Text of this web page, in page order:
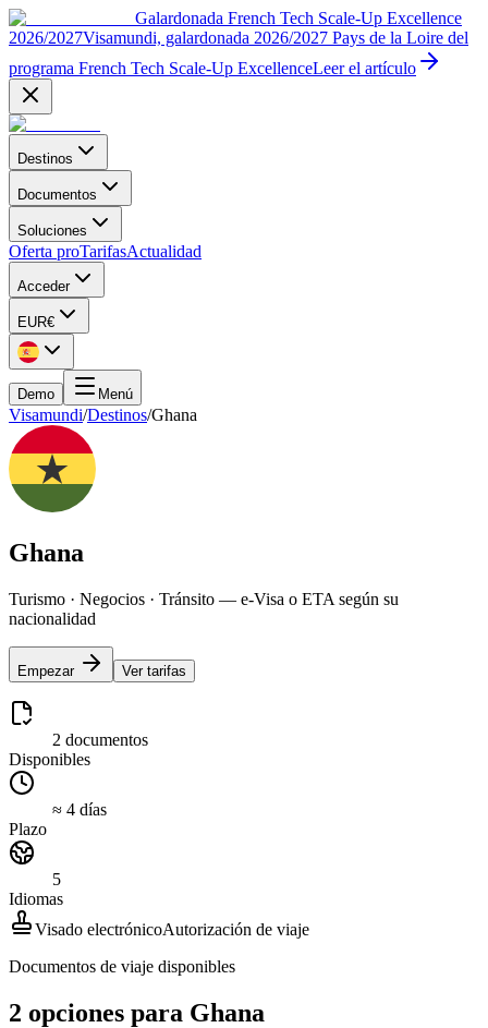
Galardonada French Tech Scale-Up Excellence
2026/2027Visamundi, galardonada 2026/2027 Pays de la Loire del
programa French Tech Scale-Up ExcellenceLeer el artículo
Destinos
Documentos
Soluciones
Oferta proTarifasActualidad
Acceder
EUR€
Demo Menú
Visamundi/Destinos/Ghana
Ghana
Turismo · Negocios · Tránsito — e-Visa o ETA según su
nacionalidad
Empezar Ver tarifas
2 documentos
Disponibles
≈ 4 días
Plazo
5
Idiomas
Visado electrónicoAutorización de viaje
Documentos de viaje disponibles
2 opciones para Ghana